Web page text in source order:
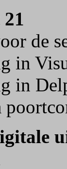
de
in
in